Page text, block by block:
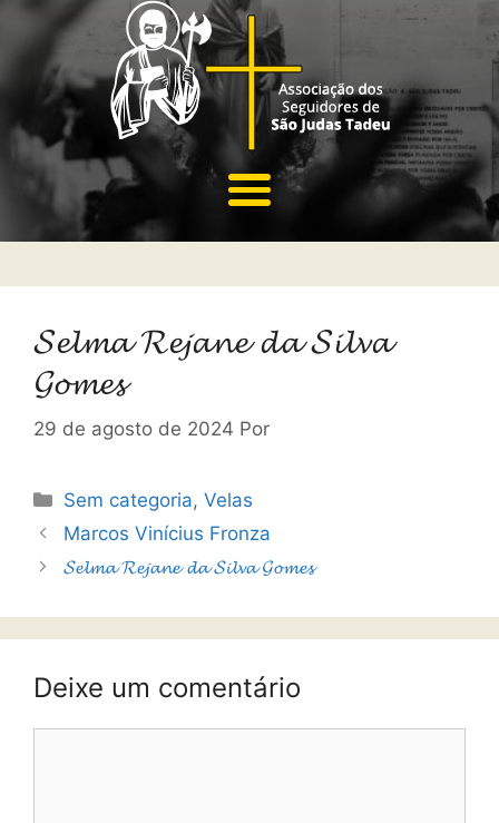
𝓢𝓮𝓵𝓶𝓪 𝓡𝓮𝓳𝓪𝓷𝓮 𝓭𝓪 𝓢𝓲𝓵𝓿𝓪
𝓖𝓸𝓶𝓮𝓼
29 de agosto de 2024 Por
Sem categoria,Velas
Marcos Vinícius Fronza
𝓢𝓮𝓵𝓶𝓪 𝓡𝓮𝓳𝓪𝓷𝓮 𝓭𝓪 𝓢𝓲𝓵𝓿𝓪 𝓖𝓸𝓶𝓮𝓼
Deixe um comentário